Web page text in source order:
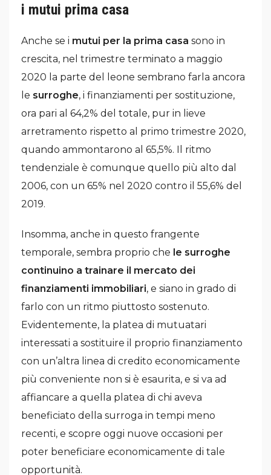
i mutui prima casa
Anche se i mutui per la prima casa sono in
crescita, nel trimestre terminato a maggio
2020 la parte del leone sembrano farla ancora
le surroghe, i finanziamenti per sostituzione,
ora pari al 64,2% del totale, pur in lieve
arretramento rispetto al primo trimestre 2020,
quando ammontarono al 65,5%. Il ritmo
tendenziale è comunque quello più alto dal
2006, con un 65% nel 2020 contro il 55,6% del
2019.
Insomma, anche in questo frangente
temporale, sembra proprio che le surroghe
continuino a trainare il mercato dei
finanziamenti immobiliari, e siano in grado di
farlo con un ritmo piuttosto sostenuto.
Evidentemente, la platea di mutuatari
interessati a sostituire il proprio finanziamento
con un’altra linea di credito economicamente
più conveniente non si è esaurita, e si va ad
affiancare a quella platea di chi aveva
beneficiato della surroga in tempi meno
recenti, e scopre oggi nuove occasioni per
poter beneficiare economicamente di tale
opportunità.